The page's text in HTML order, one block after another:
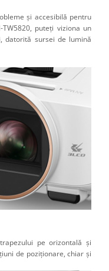
și accesibilă pentru
puteţi viziona un
sursei de lumină
pe orizontală şi
de poziţionare, chiar şi